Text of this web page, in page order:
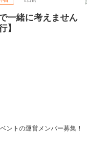
一緒に考えません
】
ントの運営メンバー募集！